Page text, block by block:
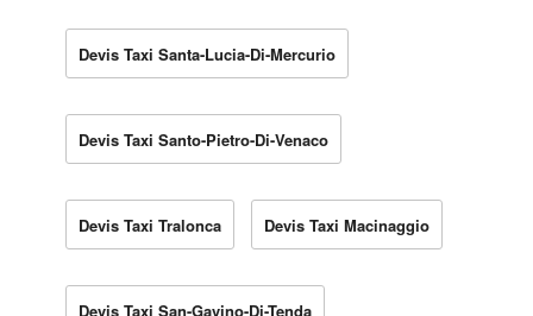
Devis Taxi Santa-Lucia-Di-Mercurio
Devis Taxi Santo-Pietro-Di-Venaco
Devis Taxi Tralonca Devis Taxi Macinaggio
Devis Taxi San-Gavino-Di-Tenda